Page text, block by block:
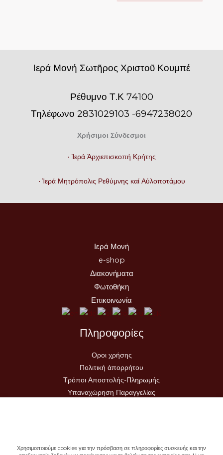
Iερά Μονή Σωτῆρος Χριστοῦ Κουμπέ
Ρέθυμνο Τ.Κ 74100
Τηλέφωνο 2831029103 -6947238020
Χρήσιμοι Σύνδεσμοι
• Ἱερά Ἀρχιεπισκοπή Κρήτης
• Ἱερά Μητρόπολις Ρεθύμνης καί Αὐλοποτάμου
Ιερά Μονή
e-shop
Διακονήματα
Φωτοθήκη
Επικοινωνία
Πληροφορίες
Οροι χρήσης
Πολιτική ἀπορρήτου
Τρόποι Αποστολής-Πληρωμής
Υπαναχώρηση Παραγγελίας
Χρησιμοποιούμε cookies για την πρόσβαση σε πληροφορίες συσκευής και την